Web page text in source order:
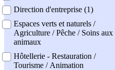
Direction d'entreprise (1)
Espaces verts et naturels /
Agriculture / Pêche / Soins aux
animaux
Hôtellerie - Restauration /
Tourisme / Animation